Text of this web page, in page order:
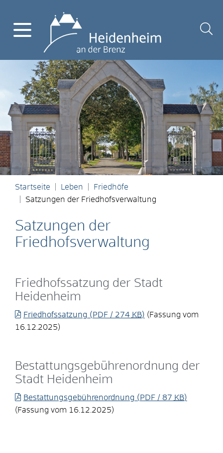
Startseite Leben
Friedhöfe
Satzungen der Friedhofsverwaltung
Satzungen der
Friedhofsverwaltung
Friedhofssatzung der Stadt
Heidenheim
Friedhofssatzung (PDF / 274 KB) (Fassung vom
16.12.2025)
Bestattungsgebührenordnung der
Stadt Heidenheim
Bestattungsgebührenordnung (PDF / 87 KB)
(Fassung vom 16.12.2025)